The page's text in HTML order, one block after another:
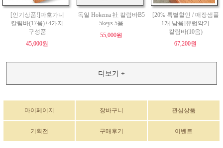
[인기상품!]마호가니
칼림바(17음)+4가지
구성품
45,000원
독일 Hokema 社 칼림바B5
5keys 5음
55,000원
[20% 특별할인 / 매장샘플
1개 남음]유럽악기
칼림바(10음)
67,200원
더보기 +
마이페이지 장바구니 관심상품
기획전 구매후기 이벤트